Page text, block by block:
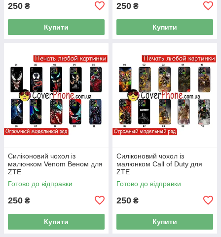
250 ₴
Купити
250 ₴
Купити
Силіконовий чохол із
малюнком Venom Веном для
ZTE
Готово до відправки
250 ₴
Купити
Силіконовий чохол із
малюнком Call of Duty для
ZTE
Готово до відправки
250 ₴
Купити